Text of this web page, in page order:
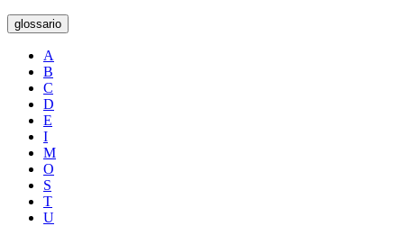
glossario
A
B
C
D
E
I
M
O
S
T
U